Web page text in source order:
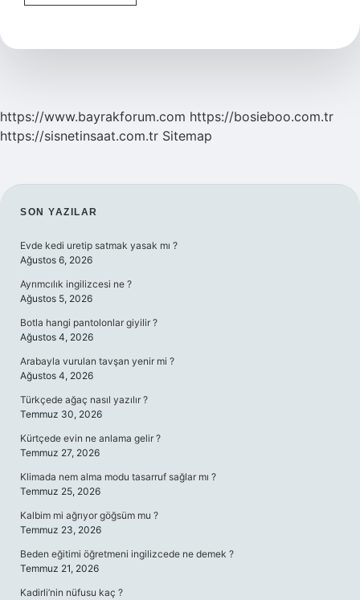
Yilinda
Ne
https://www.bayrakforum.com https://bosieboo.com.tr
https://sisnetinsaat.com.tr Sitemap
SIDEBAR
SON YAZILAR
Evde kedi uretip satmak yasak mı ?
Ağustos 6, 2026
Ayrımcılık ingilizcesi ne ?
Ağustos 5, 2026
Botla hangi pantolonlar giyilir ?
Ağustos 4, 2026
Arabayla vurulan tavşan yenir mi ?
Ağustos 4, 2026
Türkçede ağaç nasıl yazılır ?
Temmuz 30, 2026
Kürtçede evin ne anlama gelir ?
Temmuz 27, 2026
Klimada nem alma modu tasarruf sağlar mı ?
Temmuz 25, 2026
Kalbim mi ağrıyor göğsüm mu ?
Temmuz 23, 2026
Beden eğitimi öğretmeni ingilizcede ne demek ?
Temmuz 21, 2026
Kadirli’nin nüfusu kaç ?